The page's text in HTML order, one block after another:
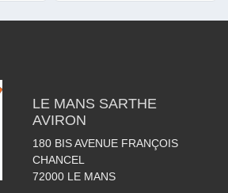
LE MANS SARTHE
AVIRON
180 BIS AVENUE FRANÇOIS
CHANCEL
72000 LE MANS